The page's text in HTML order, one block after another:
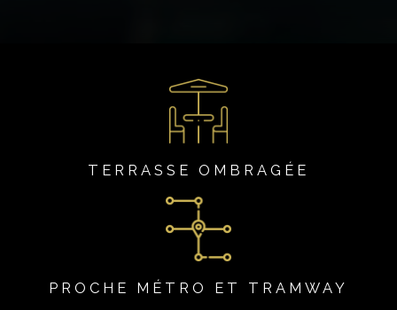
TERRASSE OMBRAGÉE
PROCHE MÉTRO ET TRAMWAY